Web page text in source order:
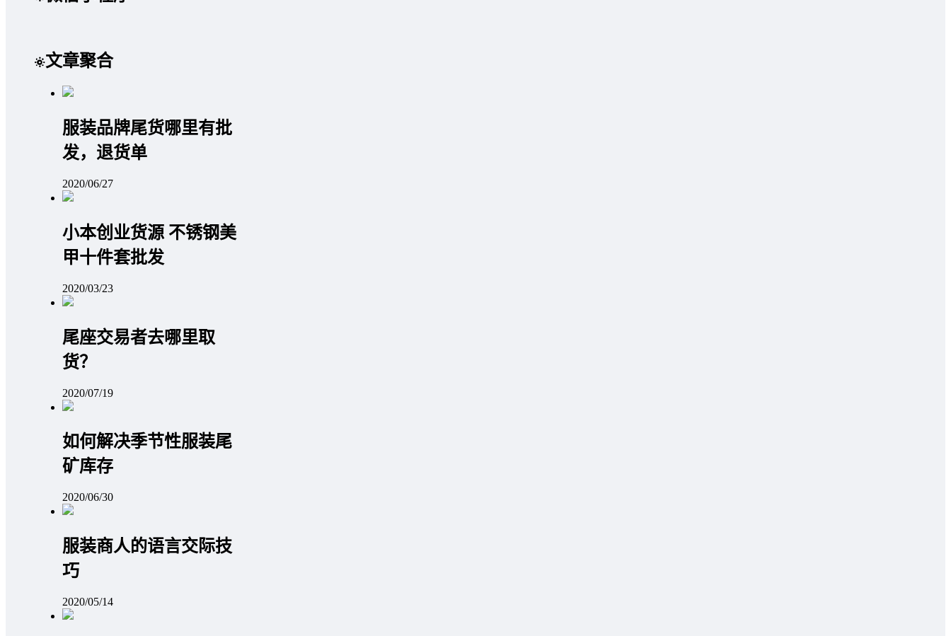
文章聚合
服装品牌尾货哪里有批
发，退货单
2020/06/27
小本创业货源 不锈钢美
甲十件套批发
2020/03/23
尾座交易者去哪里取
货？
2020/07/19
如何解决季节性服装尾
矿库存
2020/06/30
服装商人的语言交际技
巧
2020/05/14